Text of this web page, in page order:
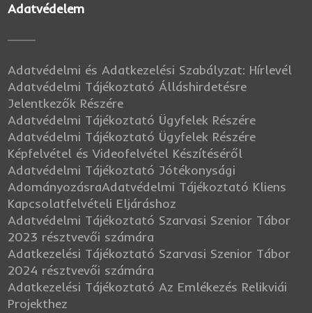
Adatvédelem
Adatvédelmi és Adatkezelési Szabályzat: Hírlevél
Adatvédelmi Tájékoztató Álláshirdetésre
Jelentkezők Részére
Adatvédelmi Tájékoztató Ügyfelek Részére
Adatvédelmi Tájékoztató Ügyfelek Részére
Képfelvétel és Videofelvétel Készítéséről
Adatvédelmi Tájékoztató Jótékonysági
AdományozásraAdatvédelmi Tájékoztató Kliens
Kapcsolatfelvételi Eljáráshoz
Adatvédelmi Tájékoztató Szarvasi Szenior Tábor
2023 résztvevői számára
Adatkezelési Tájékoztató Szarvasi Szenior Tábor
2024 résztvevői számára
Adatkezelési Tájékoztató Az Emlékezés Relikviái
Projekthez